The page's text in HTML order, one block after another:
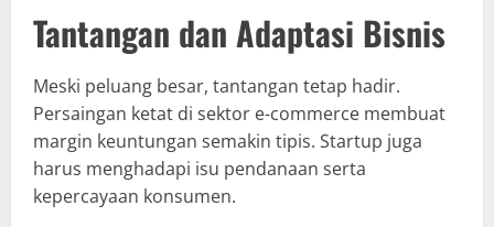
Tantangan dan Adaptasi Bisnis
Meski peluang besar, tantangan tetap hadir.
Persaingan ketat di sektor e-commerce membuat
margin keuntungan semakin tipis. Startup juga
harus menghadapi isu pendanaan serta
kepercayaan konsumen.